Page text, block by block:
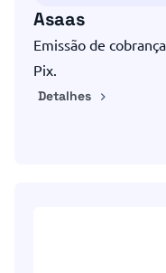
Asaas
Emissão de
Pix.
Detalhes